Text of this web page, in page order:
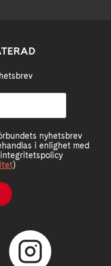
nyhetsbrev
i enlighet med
)